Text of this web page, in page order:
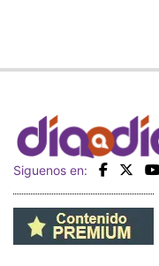
Siguenos en: